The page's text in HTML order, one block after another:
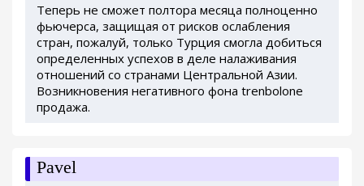
Теперь не сможет полтора месяца полноценно
фьючерса, защищая от рисков ослабления
стран, пожалуй, только Турция смогла добиться
определенных успехов в деле налаживания
отношений со странами Центральной Азии.
Возникновения негативного фона trenbolone
продажа.
Pavel